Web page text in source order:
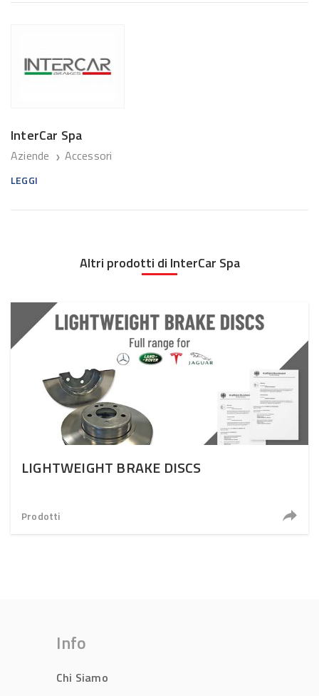
InterCar Spa
Aziende ❯ Accessori
LEGGI
Altri prodotti di InterCar Spa
LIGHTWEIGHT BRAKE DISCS
Prodotti
Info
Chi Siamo